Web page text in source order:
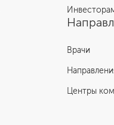
Врачи
Центры